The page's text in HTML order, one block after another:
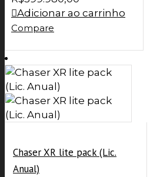
Adicionar ao carrinho
Compare
Chaser XR lite pack (Lic.
Anual)